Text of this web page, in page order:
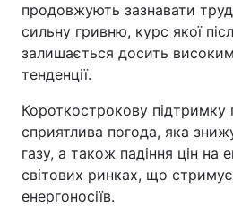
продовжують зазнавати
сильну гривню, курс якої
залишається досить
тенденції.
Короткострокову підтримку
сприятлива погода, яка
газу, а також падіння цін на
світових ринках, що
енергоносіїв.